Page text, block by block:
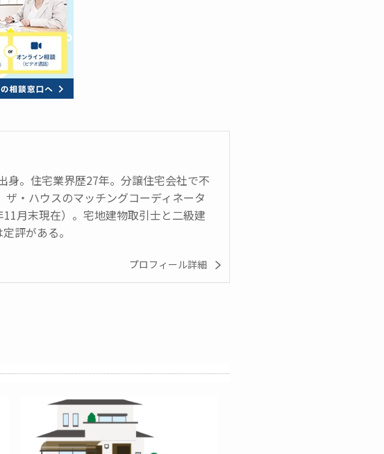
。住宅業界歴27年。分譲住宅会社で不
・ハウスのマッチングコーディネータ
月末現在）。宅地建物取引士と二級建
評がある。
プロフィール詳細